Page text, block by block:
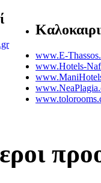
www.E-
www.Hotels-